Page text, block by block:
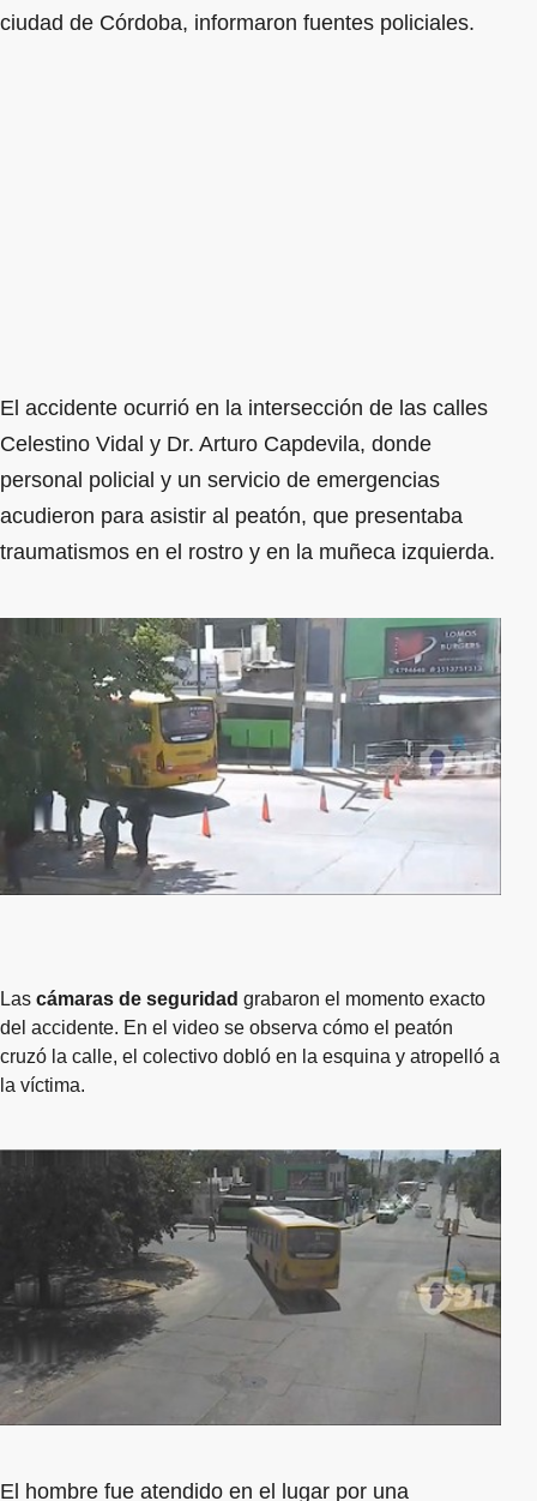
ciudad de Córdoba, informaron fuentes policiales.
El accidente ocurrió en la intersección de las calles
Celestino Vidal y Dr. Arturo Capdevila, donde
personal policial y un servicio de emergencias
acudieron para asistir al peatón, que presentaba
traumatismos en el rostro y en la muñeca izquierda.
Las cámaras de seguridad grabaron el momento exacto
del accidente. En el video se observa cómo el peatón
cruzó la calle, el colectivo dobló en la esquina y atropelló a
la víctima.
El hombre fue atendido en el lugar por una